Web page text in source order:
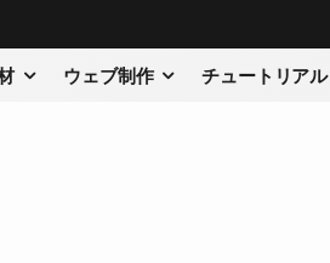
ウェブ制作 チュートリアル